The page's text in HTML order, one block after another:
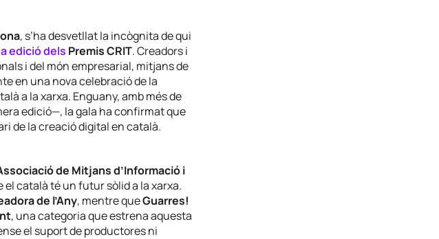
, s’ha desvetllat la incògnita de qui
edició dels Premis CRIT. Creadors i
i del món empresarial, mitjans de
en una nova celebració de la
a la xarxa. Enguany, amb més de
edició—, la gala ha confirmat que
de la creació digital en català.
de Mitjans d’Informació i
el català té un futur sòlid a la xarxa.
de l’Any, mentre queGuarres!
, una categoria que estrena aquesta
el suport de productores ni